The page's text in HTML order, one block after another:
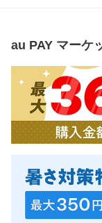
au PAY マーケ